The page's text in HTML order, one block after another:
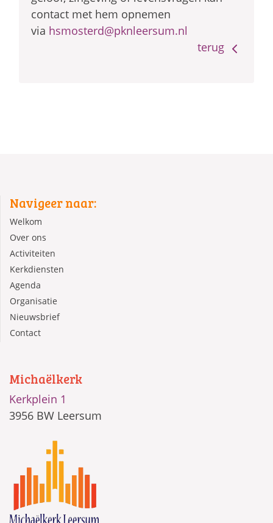
contact met hem opnemen
via hsmosterd@pknleersum.nl
terug
Navigeer naar:
Welkom
Over ons
Activiteiten
Kerkdiensten
Agenda
Organisatie
Nieuwsbrief
Contact
Michaëlkerk
Kerkplein 1
3956 BW Leersum